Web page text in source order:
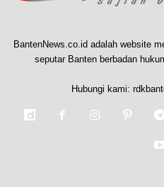
BantenNews.co.id adalah website
seputar Banten berbadan
Hubungi kami: